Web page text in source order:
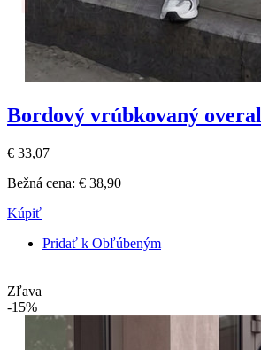
Bordový vrúbkovaný overal
€ 33,07
Bežná cena: € 38,90
Kúpiť
Pridať k Obľúbeným
Zľava
-15%